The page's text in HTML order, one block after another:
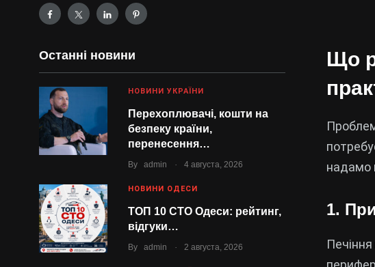
Останні новини
НОВИНИ УКРАЇНИ
Перехоплювачі, кошти на
безпеку країни,
перенесення…
By admin . 4 августа, 2026
НОВИНИ ОДЕСИ
ТОП 10 СТО Одеси: рейтинг,
відгуки…
By admin . 2 августа, 2026
Що
надамо
1.